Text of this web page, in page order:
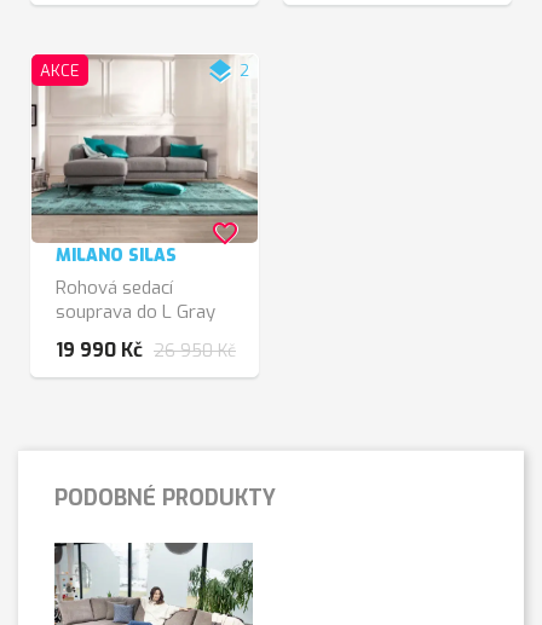
AKCE layers 2
MILANO SILAS
Rohová sedací
souprava do L Gray
19 990 Kč 26 950 Kč
favorite_border
PODOBNÉ PRODUKTY